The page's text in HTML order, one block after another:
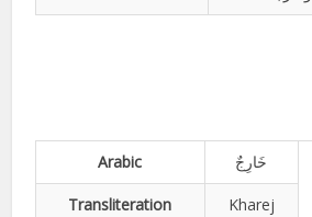
Arabic خَارِجٌ
Transliteration Kharej